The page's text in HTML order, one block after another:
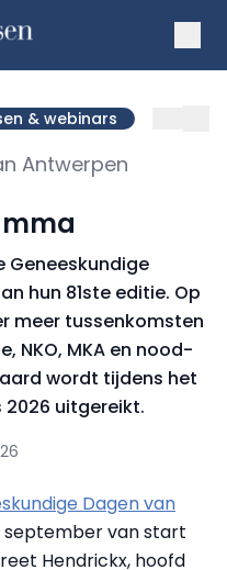
& webinars
Antwerpen
Geneeskundige
hun 81ste editie. Op
meer tussenkomsten
NKO, MKA en nood-
wordt tijdens het
2026 uitgereikt.
Dagen van
september van start
Hendrickx, hoofd